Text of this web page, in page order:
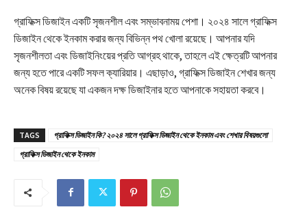
গ্রাফিক্স ডিজাইন একটি সৃজনশীল এবং সম্ভাবনাময় পেশা। ২০২৪ সালে গ্রাফিক্স
ডিজাইন থেকে ইনকাম করার জন্য বিভিন্ন পথ খোলা রয়েছে। আপনার যদি
সৃজনশীলতা এবং ডিজাইনিংয়ের প্রতি আগ্রহ থাকে, তাহলে এই ক্ষেত্রটি আপনার
জন্য হতে পারে একটি সফল ক্যারিয়ার। এছাড়াও, গ্রাফিক্স ডিজাইন শেখার জন্য
অনেক বিষয় রয়েছে যা একজন দক্ষ ডিজাইনার হতে আপনাকে সহায়তা করবে।
TAGS
গ্রাফিক্স ডিজাইন কি? ২০২৪ সালে গ্রাফিক্স ডিজাইন থেকে ইনকাম এবং শেখার বিষয়গুলো
গ্রাফিক্স ডিজাইন থেকে ইনকাম